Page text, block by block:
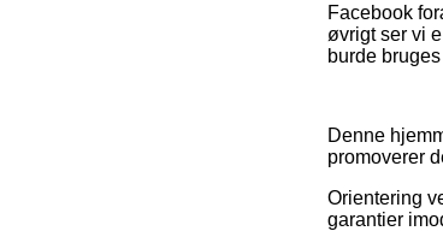
Facebook
øvrigt ser vi
burde
Denne
promoverer
Orientering
garantier